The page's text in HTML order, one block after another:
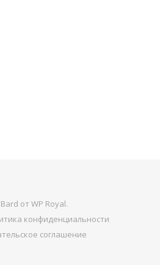
от WP Royal.
конфиденциальности
соглашение